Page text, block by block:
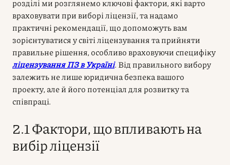
розділі ми розглянемо ключові фактори, які варто
враховувати при виборі ліцензії, та надамо
практичні рекомендації, що допоможуть вам
зорієнтуватися у світі ліцензування та прийняти
правильне рішення, особливо враховуючи специфіку
ліцензування ПЗ в Україні. Від правильного вибору
залежить не лише юридична безпека вашого
проекту, але й його потенціал для розвитку та
співпраці.
2.1 Фактори, що впливають на
вибір ліцензії